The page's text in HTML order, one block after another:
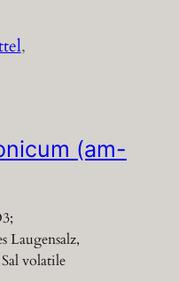
(am-
Laugensalz,
volatile